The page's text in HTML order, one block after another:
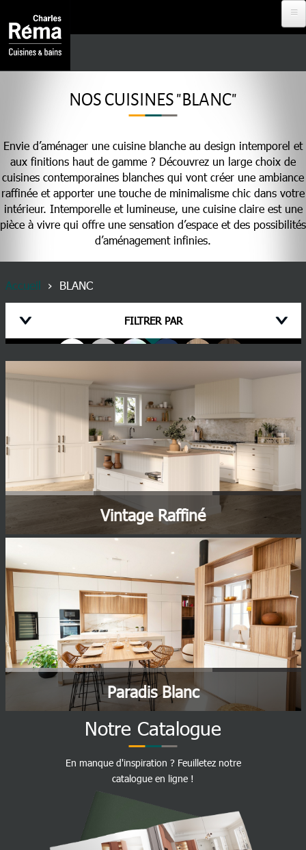
REVENDEUR
RDV EN
MAGASIN
NOS CUISINES "BLANC"
Envie d’aménager une cuisine blanche au design intemporel et
aux finitions haut de gamme ? Découvrez un large choix de
cuisines contemporaines blanches qui vont créer une ambiance
raffinée et apporter une touche de minimalisme chic dans votre
intérieur. Intemporelle et lumineuse, une cuisine claire est une
pièce à vivre qui offre une sensation d’espace et des possibilités
d’aménagement infinies.
Fil d'Ariane
Accueil BLANC
FILTRER PAR
Retrouvez l'ensemble de nos coloris en découvrant chaque cuisine
Aspect de la cuisine :
TOUS
Type d'implantation
TOUTES
Vintage Raffiné
Paradis Blanc
Notre Catalogue
En manque d'inspiration ? Feuilletez notre
catalogue en ligne !